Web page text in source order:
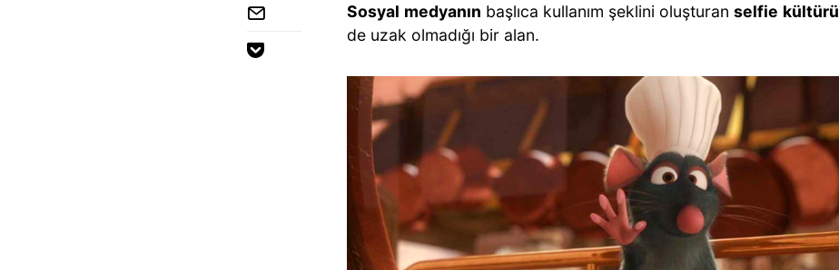
Sosyal medyanın başlıca kullanım şeklini oluşturan selfie kültürü
de uzak olmadığı bir alan.